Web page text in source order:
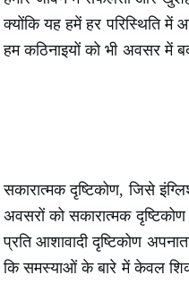
क्योंकि यह हमें हर परिस्थिति
हम कठिनाइयों को भी अवसर में
सकारात्मक दृष्टिकोण, जिसे
अवसरों को सकारात्मक
प्रति आशावादी दृष्टिकोण
कि समस्याओं के बारे में केवल